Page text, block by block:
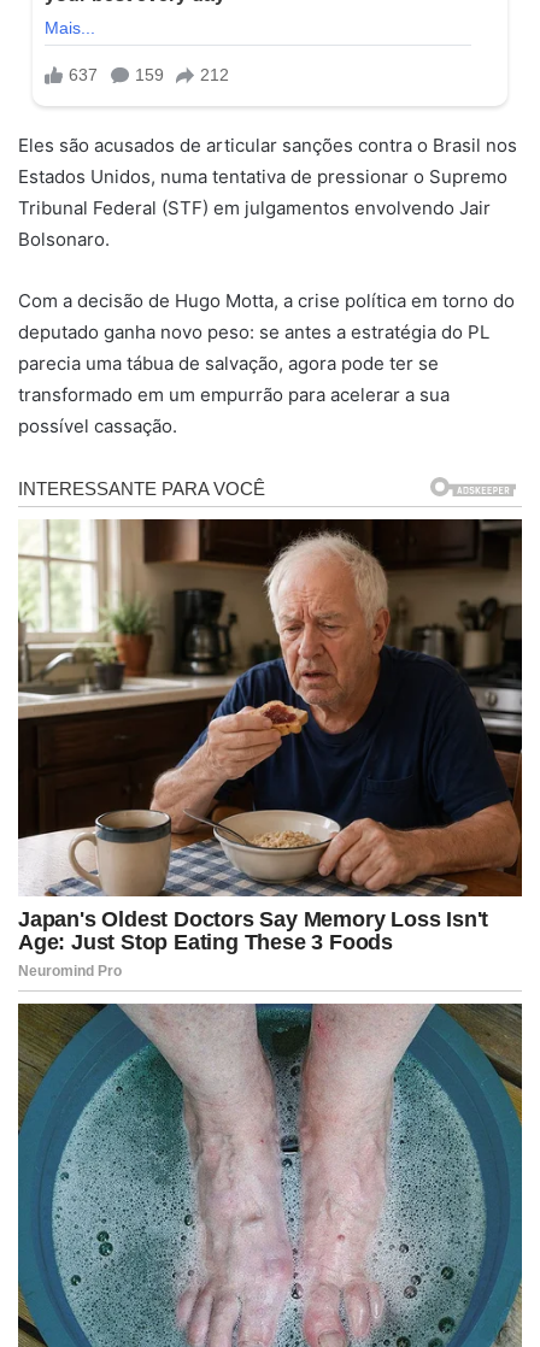
Eles são acusados de articular sanções contra o Brasil nos
Estados Unidos, numa tentativa de pressionar o Supremo
Tribunal Federal (STF) em julgamentos envolvendo Jair
Bolsonaro.
Com a decisão de Hugo Motta, a crise política em torno do
deputado ganha novo peso: se antes a estratégia do PL
parecia uma tábua de salvação, agora pode ter se
transformado em um empurrão para acelerar a sua
possível cassação.